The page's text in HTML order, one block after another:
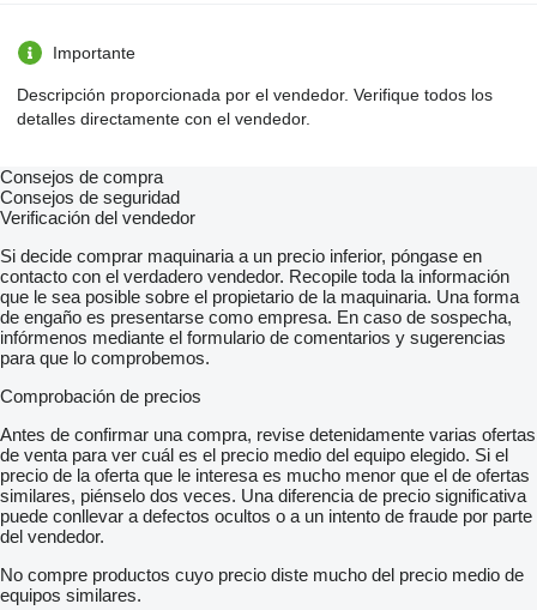
Importante
Descripción proporcionada por el vendedor. Verifique todos los
detalles directamente con el vendedor.
Consejos de compra
Consejos de seguridad
Verificación del vendedor
Si decide comprar maquinaria a un precio inferior, póngase en
contacto con el verdadero vendedor. Recopile toda la información
que le sea posible sobre el propietario de la maquinaria. Una forma
de engaño es presentarse como empresa. En caso de sospecha,
infórmenos mediante el formulario de comentarios y sugerencias
para que lo comprobemos.
Comprobación de precios
Antes de confirmar una compra, revise detenidamente varias ofertas
de venta para ver cuál es el precio medio del equipo elegido. Si el
precio de la oferta que le interesa es mucho menor que el de ofertas
similares, piénselo dos veces. Una diferencia de precio significativa
puede conllevar a defectos ocultos o a un intento de fraude por parte
del vendedor.
No compre productos cuyo precio diste mucho del precio medio de
equipos similares.